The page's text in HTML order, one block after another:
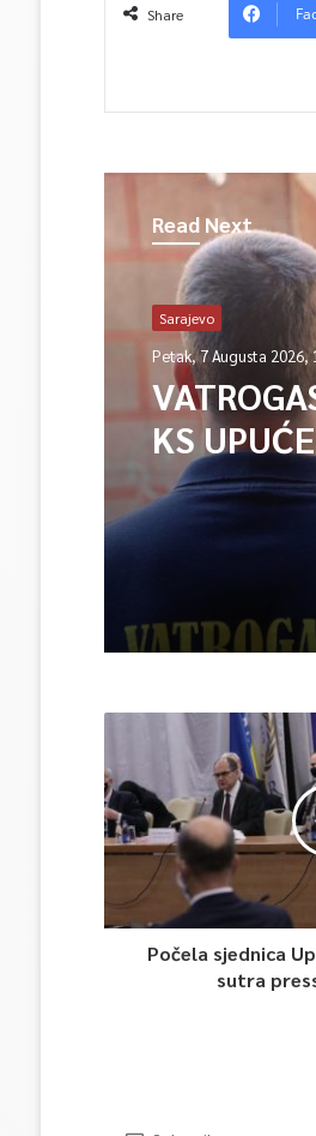
Share
Read Next
Sarajevo
Petak, 7 Augusta 2026,
KS
Počela sjednica
sutra